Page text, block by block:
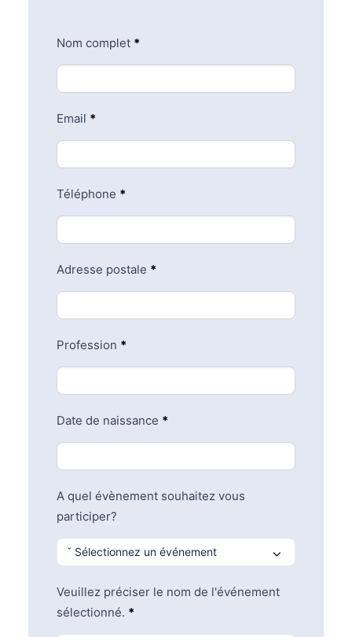
Inscription
Nom complet *
Email *
Téléphone *
Adresse postale *
Profession *
Date de naissance *
A quel évènement souhaitez vous
participer?
Veuillez préciser le nom de l'événement
sélectionné. *